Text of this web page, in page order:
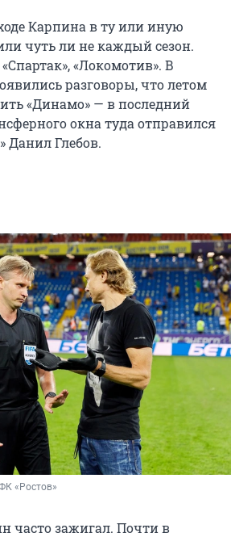
Карпина в ту или иную
чуть ли не каждый сезон.
«Локомотив». В
разговоры, что летом
«Динамо» — в последний
окна туда отправился
Данил Глебов.
«Ростов»
часто зажигал. Почти в